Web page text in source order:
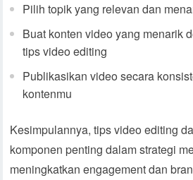
Pilih topik yang relevan dan
Buat konten video yang menarik
tips video editing
Publikasikan video secara
kontenmu
Kesimpulannya, tips video editing
komponen penting dalam strategi
meningkatkan engagement dan